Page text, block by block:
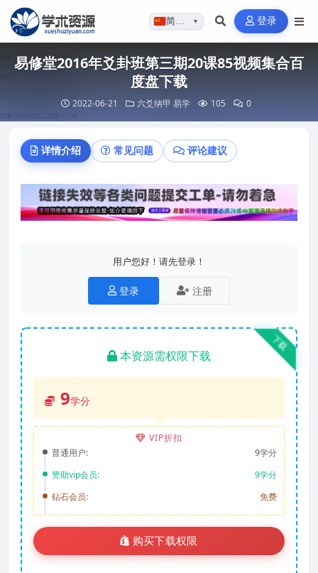
简体…▼ 登录
易修堂2016年爻卦班第三期20课85视频集合百
度盘下载
2022-06-21 六爻纳甲 易学 105 0
详情介绍 常见问题 评论建议
用户您好！请先登录！
登录 注册
下载
本资源需权限下载
9学分
VIP折扣
普通用户:
9学分
赞助vip会员:
9学分
钻石会员:
免费
购买下载权限